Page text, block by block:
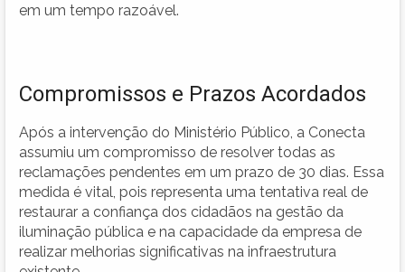
em um tempo razoável.
Compromissos e Prazos Acordados
Após a intervenção do Ministério Público, a Conecta
assumiu um compromisso de resolver todas as
reclamações pendentes em um prazo de 30 dias. Essa
medida é vital, pois representa uma tentativa real de
restaurar a confiança dos cidadãos na gestão da
iluminação pública e na capacidade da empresa de
realizar melhorias significativas na infraestrutura